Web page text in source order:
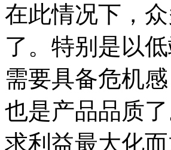
在此情况下，
了。特别是以
需要具备危机
也是产品品质
求利益最大化